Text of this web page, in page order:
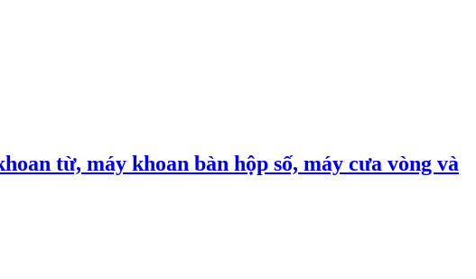
từ, máy khoan bàn hộp số, máy cưa vòng và